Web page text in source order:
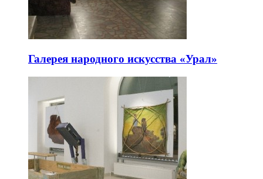
Галерея народного искусства «Урал»